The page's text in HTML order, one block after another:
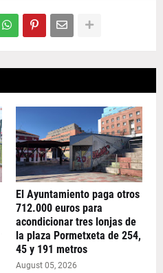
El Ayuntamiento paga otros
712.000 euros para
acondicionar tres lonjas de
la plaza Pormetxeta de 254,
45 y 191 metros
August 05, 2026